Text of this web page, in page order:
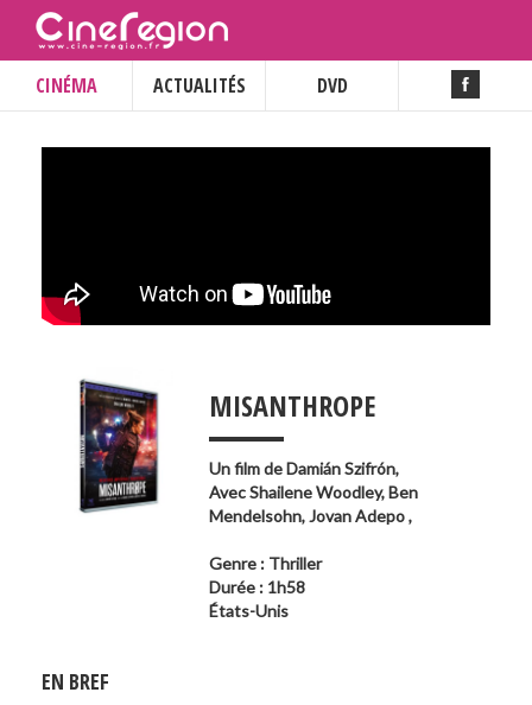
CINÉMA ACTUALITÉS DVD
MISANTHROPE
___
Un film deDamián Szifrón,
AvecShailene Woodley,Ben
Mendelsohn,Jovan Adepo,
Genre : Thriller
Durée : 1h58
États-Unis
EN BREF